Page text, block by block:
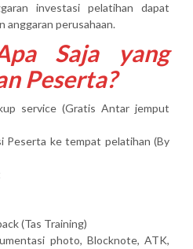
investasi pelatihan dapat
anggaran perusahaan.
Saja yang
Peserta?
service (Gratis Antar jemput
Peserta ke tempat pelatihan (By
(Tas Training)
photo, Blocknote, ATK,